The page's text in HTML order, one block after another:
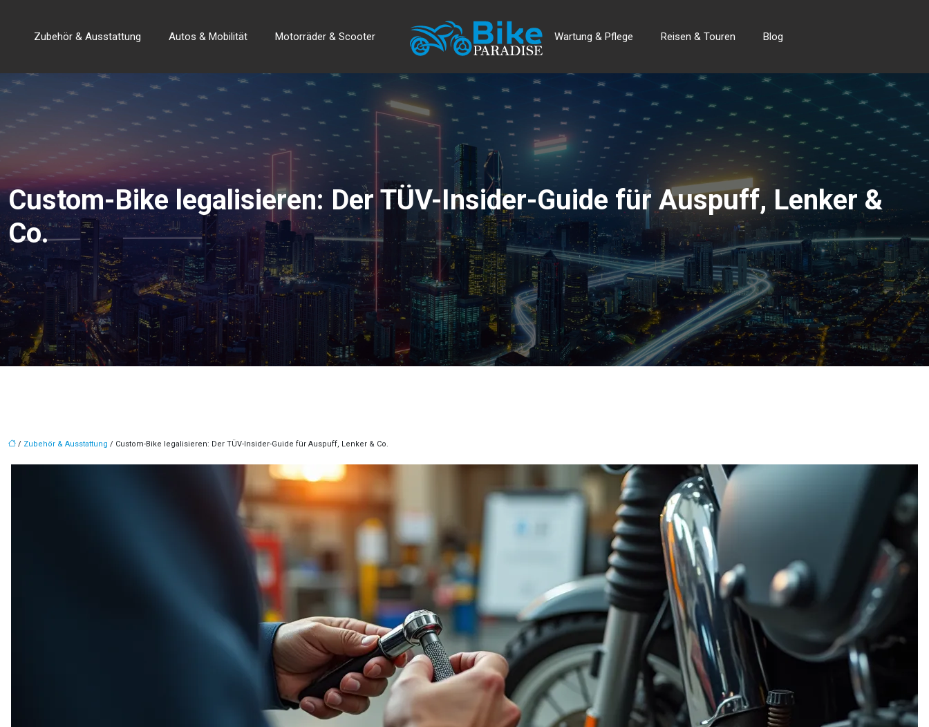
Motorräder & Scooter
Autos & Mobilität
Zubehör & Ausstattung Wartung & Pflege Reisen & Touren Blog
Custom-Bike legalisieren: Der TÜV-Insider-Guide für Auspuff, Lenker &
Co.
/ Zubehör & Ausstattung / Custom-Bike legalisieren: Der TÜV-Insider-Guide für Auspuff, Lenker & Co.